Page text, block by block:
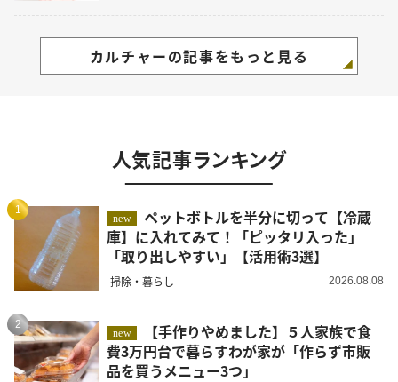
カルチャーの記事をもっと見る
人気記事ランキング
1
new
ペットボトルを半分に切って【冷蔵
庫】に入れてみて！「ピッタリ入った」
「取り出しやすい」【活用術3選】
掃除・暮らし 2026.08.08
2
new
費3万円台で暮らすわが家が「作らず市販
品を買うメニュー3つ」